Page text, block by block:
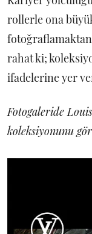
rollerle ona
fotoğraflamaktan
rahat ki;
ifadelerine yer
Fotogaleride
koleksiyonunu